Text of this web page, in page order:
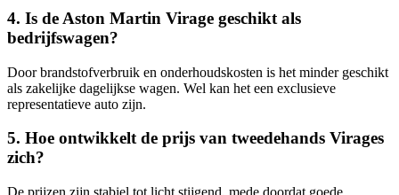
4. Is de Aston Martin Virage geschikt als
bedrijfswagen?
Door brandstofverbruik en onderhoudskosten is het minder geschikt
als zakelijke dagelijkse wagen. Wel kan het een exclusieve
representatieve auto zijn.
5. Hoe ontwikkelt de prijs van tweedehands Virages
zich?
De prijzen zijn stabiel tot licht stijgend, mede doordat goede